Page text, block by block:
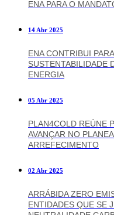
ENA PARA O
14 Abr 2025
ENA CONTRIBUI
SUSTENTABILIDADE
ENERGIA
05 Abr 2025
PLAN4COLD REÚNE
AVANÇAR NO
ARREFECIMENTO
02 Abr 2025
ARRÁBIDA ZERO
ENTIDADES QUE SE